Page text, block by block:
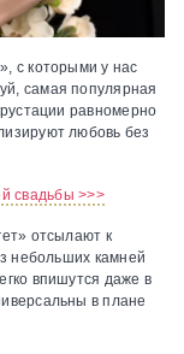
с которыми у нас
самая популярная
равномерно
любовь без
свадьбы >>>
отсылают к
небольших камней
впишутся даже в
в плане